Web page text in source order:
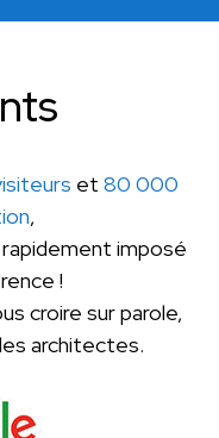
et 80 000
,
imposé
!
croire sur parole,
architectes.